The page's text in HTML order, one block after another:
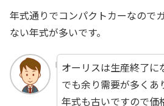
年式通りでコンパクトカーなので
ない年式が多いです。
オーリスは生産終了に
でも余り需要が多くあ
年式も古いですので価